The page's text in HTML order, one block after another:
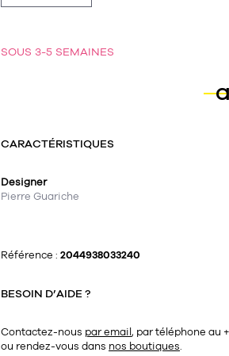
SOUS 3-5 SEMAINES
CARACTÉRISTIQUES
Designer
Pierre Guariche
Référence : 2044938033240
BESOIN D’AIDE ?
Contactez-nous par email, par téléphone au
ou rendez-vous dans nos boutiques.